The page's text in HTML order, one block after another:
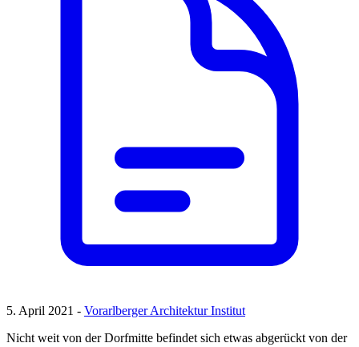
5. April 2021 - Vorarlberger Architektur Institut
Nicht weit von der Dorfmitte befindet sich etwas abgerückt von der